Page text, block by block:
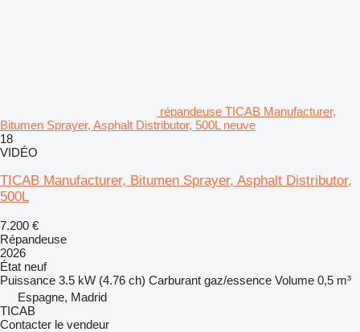
répandeuse TICAB Manufacturer,
Bitumen Sprayer, Asphalt Distributor, 500L neuve
18
VIDÉO
TICAB Manufacturer, Bitumen Sprayer, Asphalt Distributor,
500L
7.200 €
Répandeuse
2026
État neuf
Puissance 3.5 kW (4.76 ch) Carburant gaz/essence Volume 0,5 m³
Espagne, Madrid
TICAB
Contacter le vendeur